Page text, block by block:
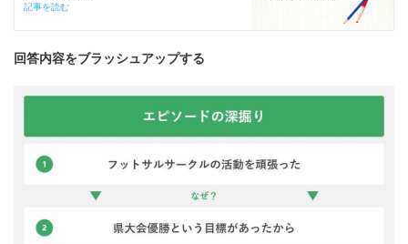
記事を読む
回答内容をブラッシュアップする